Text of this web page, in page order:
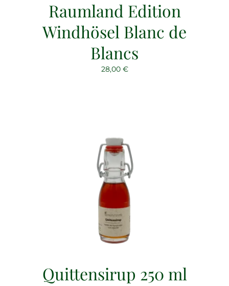
Raumland Edition
Windhösel Blanc de
Blancs
28,00 €
Quittensirup 250 ml